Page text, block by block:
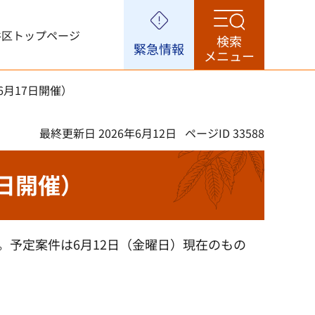
トップページ
緊急情報
検索
メニュー
17日開催）
最終更新日 2026年6月12日 ページID 33588
催）
予定案件は6月12日（金曜日）現在のもの